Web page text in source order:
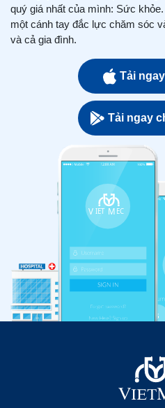
quý giá nhất của mình: Sức
một cánh tay đắc lực chăm sóc
và cả gia đình.
Tải
Tải ngay